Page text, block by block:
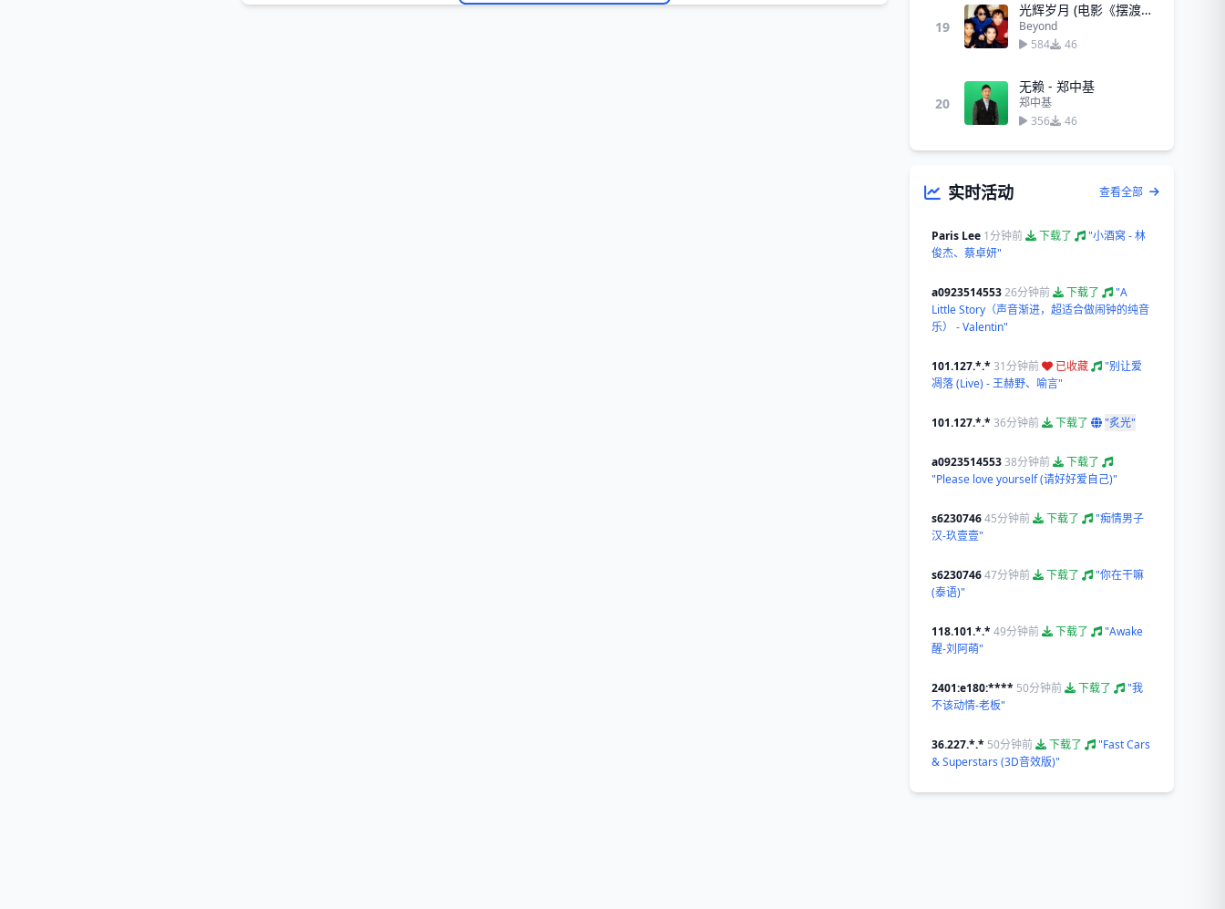
19
光辉岁月 (电影《摆渡人》插曲) - Beyond
Beyond
584
46
20
无赖 - 郑中基
郑中基
356
46
实时活动 查看全部
Paris Lee 1分钟前 下载了
"小酒窝 - 林
俊杰、蔡卓妍"
a092351455326分钟前 下载了
"A
Little Story（声音渐进，超适合做闹钟的纯音
乐） - Valentin"
101.127.*.* 31分钟前 已收藏
"别让爱
凋落 (Live) - 王赫野、喻言"
101.127.*.* 36分钟前 下载了 "炙光"
a092351455338分钟前
下载了
"Please love yourself (请好好爱自己)"
s623074645分钟前 下载了
"痴情男子
汉-玖壹壹"
s623074647分钟前 下载了
"你在干嘛
(泰语)"
118.101.*.* 49分钟前 下载了
"Awake
醒-刘阿萌"
2401:e180:**** 50分钟前 下载了
"我
不该动情-老板"
36.227.*.* 50分钟前 下载了
"Fast Cars
& Superstars (3D音效版)"